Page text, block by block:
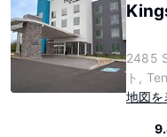
2485
ト,
地図を